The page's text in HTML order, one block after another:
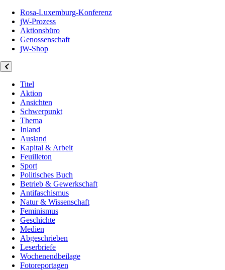
Rosa-Luxemburg-Konferenz
jW-Prozess
Aktionsbüro
Genossenschaft
jW-Shop
Titel
Aktion
Ansichten
Schwerpunkt
Thema
Inland
Ausland
Kapital & Arbeit
Feuilleton
Sport
Politisches Buch
Betrieb & Gewerkschaft
Antifaschismus
Natur & Wissenschaft
Feminismus
Geschichte
Medien
Abgeschrieben
Leserbriefe
Wochenendbeilage
Fotoreportagen